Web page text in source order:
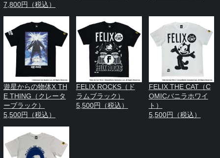
7,800円（税込）
遊星からの物体X TH
E THING（クレータ
ーブラック）
5,500円（税込）
FELIX ROCKS（ド
ラムブラック）
5,500円（税込）
FELIX THE CAT（C
OMICバニラホワイ
ト）
5,500円（税込）